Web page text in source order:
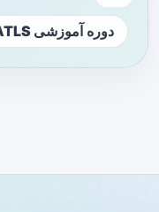
دوره آموزشی ATLS